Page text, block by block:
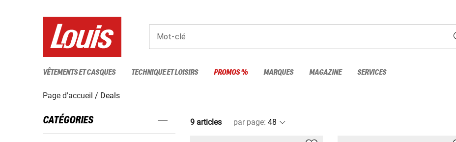
Mot-clé
VÊTEMENTS ET CASQUES TECHNIQUE ET LOISIRS PROMOS % MARQUES MAGAZINE SERVICES
Page d'accueil Deals
CATÉGORIES 9 articles par page: